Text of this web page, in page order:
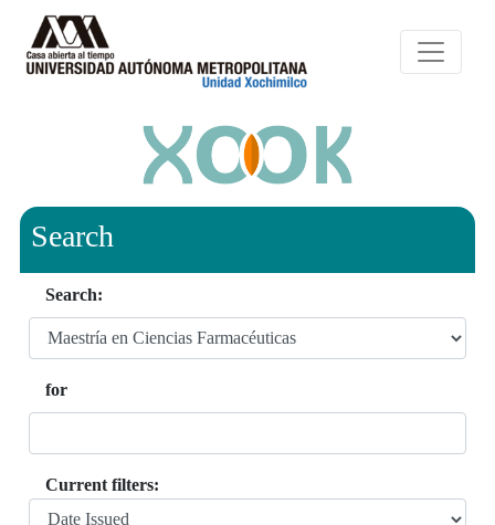
Search
Search:
for
Current filters: